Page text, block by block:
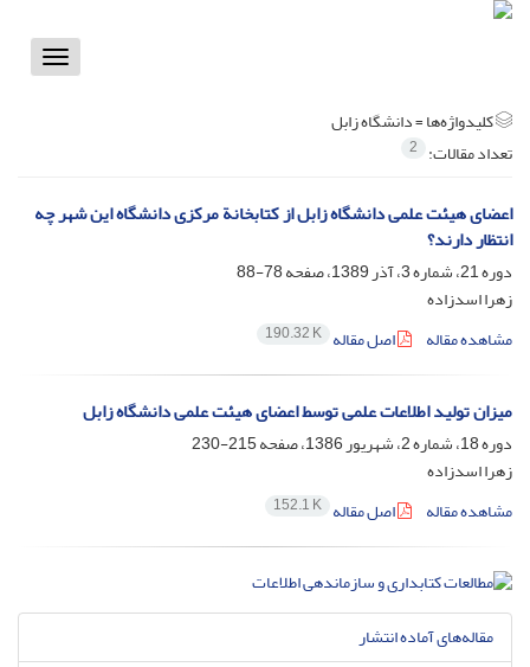
Toggle
کلیدواژه‌ها =دانشگاه زابل
تعداد مقالات: 2
اعضای هیئت علمی دانشگاه زابل از کتابخانة مرکزی دانشگاه این شهر چه
انتظار دارند؟
دوره 21، شماره 3، آذر 1389، صفحه
78-88
زهرا اسدزاده
مشاهده مقاله
اصل مقاله 190.32 K
میزان تولید اطلاعات علمی توسط اعضای هیئت علمی دانشگاه زابل
دوره 18، شماره 2، شهریور 1386، صفحه
215-230
زهرا اسدزاده
مشاهده مقاله
اصل مقاله 152.1 K
مقاله‌های آماده انتشار